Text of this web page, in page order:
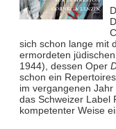
sich schon lange mit
ermordeten
1944), dessen Oper
schon ein
im vergangenen
das Schweizer Label
kompetenter Weise